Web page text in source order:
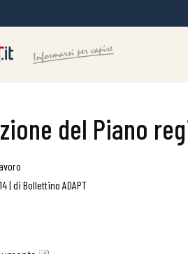
del Piano
| di Bollettino ADAPT